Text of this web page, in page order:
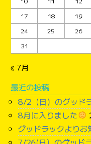
17
18 19
24
25 26
31
« 7月
最近の投稿
8/2（日）のグッド
8月に入りました
グッドラックよりお